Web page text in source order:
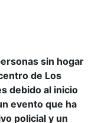
sin hogar
de Los
debido al inicio
evento que ha
policial y un